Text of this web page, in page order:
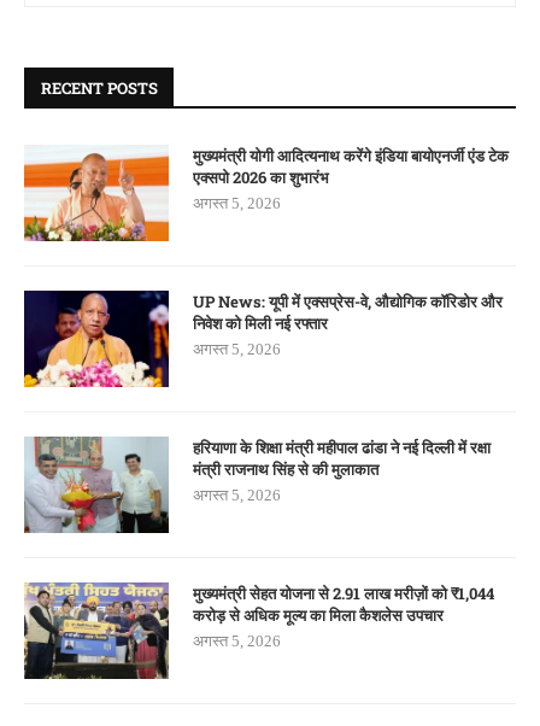
RECENT POSTS
मुख्यमंत्री योगी आदित्यनाथ करेंगे इंडिया बायोएनर्जी एंड टेक
एक्सपो 2026 का शुभारंभ
अगस्त 5, 2026
UP News: यूपी में एक्सप्रेस-वे, औद्योगिक कॉरिडोर और
निवेश को मिली नई रफ्तार
अगस्त 5, 2026
हरियाणा के शिक्षा मंत्री महीपाल ढांडा ने नई दिल्ली में रक्षा
मंत्री राजनाथ सिंह से की मुलाकात
अगस्त 5, 2026
मुख्यमंत्री सेहत योजना से 2.91 लाख मरीज़ों को ₹1,044
करोड़ से अधिक मूल्य का मिला कैशलेस उपचार
अगस्त 5, 2026